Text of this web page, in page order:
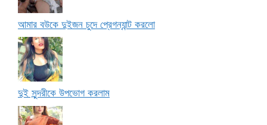
আমার বউকে দুইজন চুদে প্রেগন্যান্ট করলো
দুই সুন্দরীকে উপভোগ করলাম